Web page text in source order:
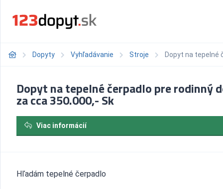
Dopyty Vyhľadávanie Stroje Dopyt na tepelné
Dopyt na tepelné čerpadlo pre rodinný
za cca 350.000,- Sk
Viac informácií
Hľadám tepelné čerpadlo